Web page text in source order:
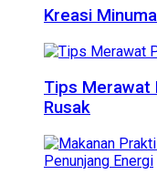
Kreasi
Tips Merawat
Rusak